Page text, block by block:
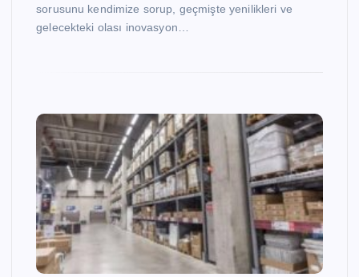
sorusunu kendimize sorup, geçmişte yenilikleri ve
gelecekteki olası inovasyon…